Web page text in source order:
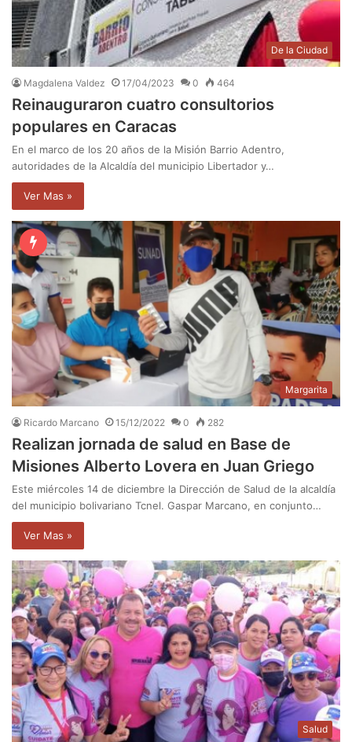
De la Ciudad
Magdalena Valdez 17/04/2023 0 464
Reinauguraron cuatro consultorios
populares en Caracas
En el marco de los 20 años de la Misión Barrio Adentro,
autoridades de la Alcaldía del municipio Libertador y…
Ver Mas »
Margarita
Ricardo Marcano 15/12/2022 0 282
Realizan jornada de salud en Base de
Misiones Alberto Lovera en Juan Griego
Este miércoles 14 de diciembre la Dirección de Salud de la alcaldía
del municipio bolivariano Tcnel. Gaspar Marcano, en conjunto…
Ver Mas »
Salud